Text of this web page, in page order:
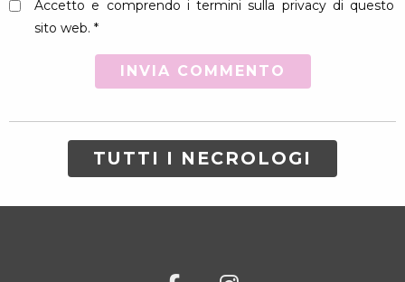
Accetto e comprendo i termini sulla privacy di questo
sito web. *
TUTTI I NECROLOGI